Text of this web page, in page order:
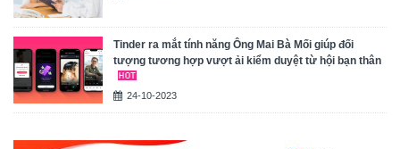
Tinder ra mắt tính năng Ông Mai Bà Mối giúp đối
tượng tương hợp vượt ải kiểm duyệt từ hội bạn thân
24-10-2023